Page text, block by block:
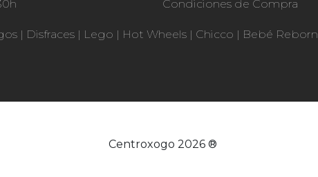
Condiciones de Compra
| Disfraces | Lego | Hot Wheels | Chicco | Bebé Reborn
Centroxogo 2026 ®